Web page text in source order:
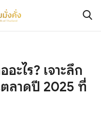
ะไร? เจาะลึก
ตลาดปี 2025 ที่